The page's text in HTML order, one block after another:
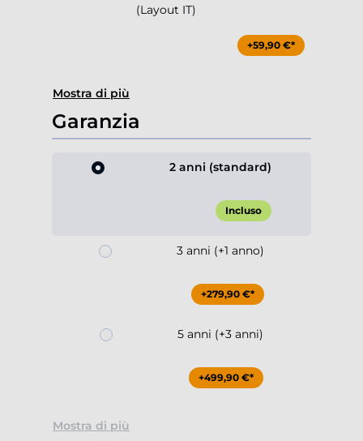
(Layout IT)
+59,90 €*
Mostra di più
Garanzia
2 anni (standard)
Incluso
3 anni (+1 anno)
+279,90 €*
5 anni (+3 anni)
+499,90 €*
Mostra di più